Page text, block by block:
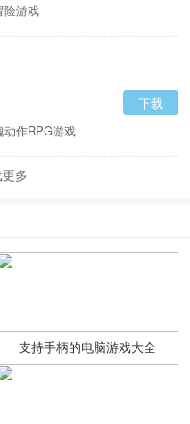
险游戏
动作RPG游戏
下载
多
支持手柄的电脑游戏大全